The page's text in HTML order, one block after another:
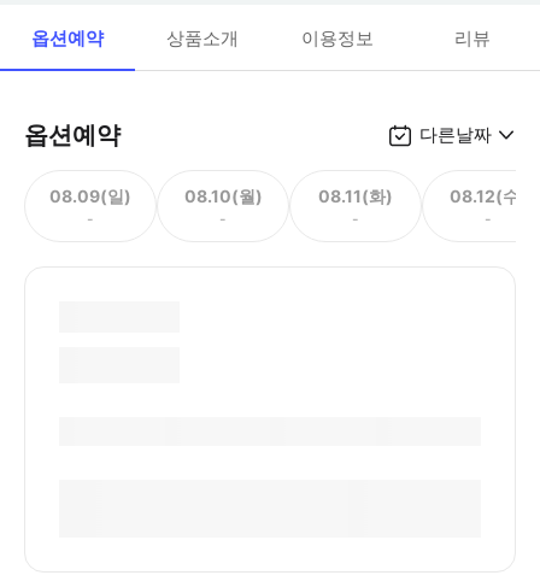
옵션예약 상품소개 이용정보 리뷰
옵션예약 다른날짜
08.09(일)
-
08.10(월)
-
08.11(화)
-
08.12(수)
-